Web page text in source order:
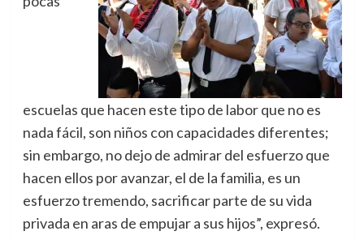
escuelas que hacen este tipo de labor que no es
nada fácil, son niños con capacidades diferentes;
sin embargo, no dejo de admirar del esfuerzo que
hacen ellos por avanzar, el de la familia, es un
esfuerzo tremendo, sacrificar parte de su vida
privada en aras de empujar a sus hijos”, expresó.